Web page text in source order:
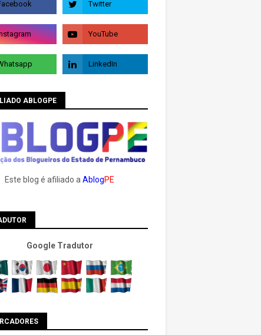
ABLOGPE
Este blog é afiliado a AblogPE
Google Tradutor